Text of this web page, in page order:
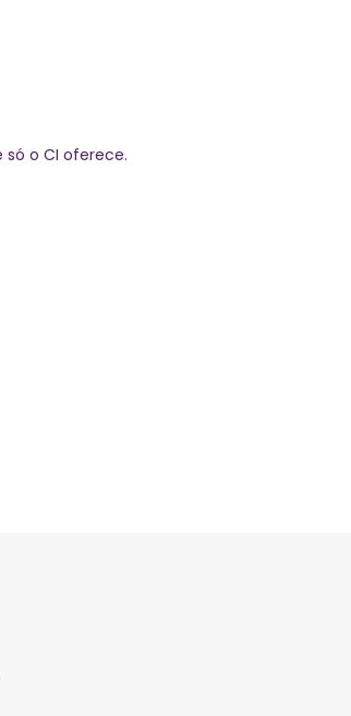
o CI oferece.